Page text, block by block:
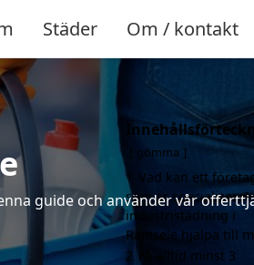
Städer Om / kontakt
guide och använder vår
gömma
1 Vad kan ett
som är specialiserat
industristädning i
Ramsele hjälpa till
2 Få alltid minst 3